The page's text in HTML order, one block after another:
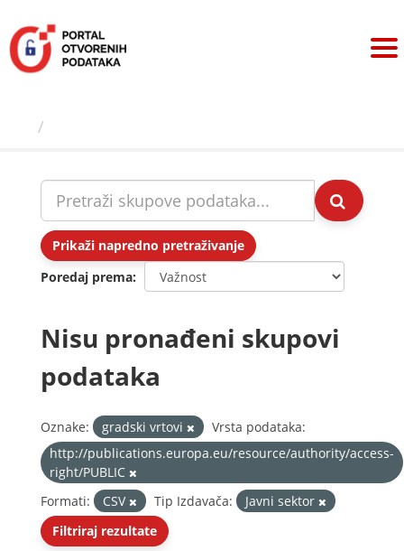
sadržaj
Prikaži napredno pretraživanje
Poredaj prema
Nisu pronađeni skupovi
podataka
Oznake: gradski vrtovi
Vrsta podataka:
http://publications.europa.eu/resource/authority/access-
right/PUBLIC
Formati:
CSV Tip Izdavača:
Javni sektor
Filtriraj rezultate